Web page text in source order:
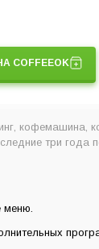
COFFEEOK
кофемашина,
три года
меню.